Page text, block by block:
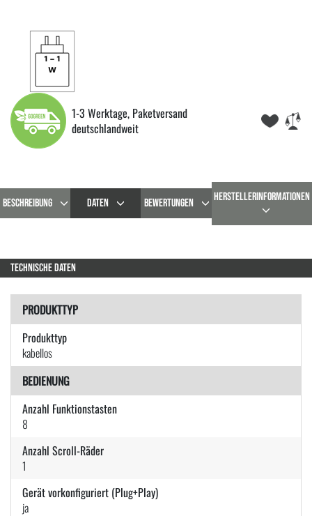
1-3 Werktage, Paketversand
deutschlandweit
BESCHREIBUNG DATEN BEWERTUNGEN HERSTELLERINFORMATIONEN
TECHNISCHE DATEN
PRODUKTTYP
Produkttyp
kabellos
BEDIENUNG
Anzahl Funktionstasten
8
Anzahl Scroll-Räder
1
Gerät vorkonfiguriert (Plug+Play)
ja